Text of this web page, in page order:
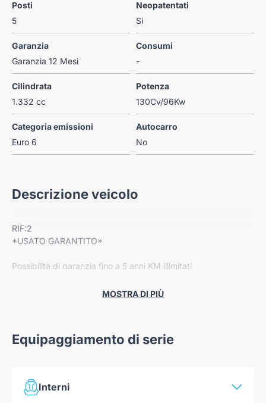
Posti
5
Neopatentati
Si
Garanzia
Garanzia 12 Mesi
Consumi
-
Cilindrata
1.332 cc
Potenza
130Cv/96Kw
Categoria emissioni
Euro 6
Autocarro
No
Descrizione veicolo
RIF:2
*USATO GARANTITO*
Possibilità di garanzia fino a 5 anni KM illimitati
-Navigatore
-Cruise control
-Fari a LED
MOSTRA DI PIÙ
Equipaggiamento di serie
Interni